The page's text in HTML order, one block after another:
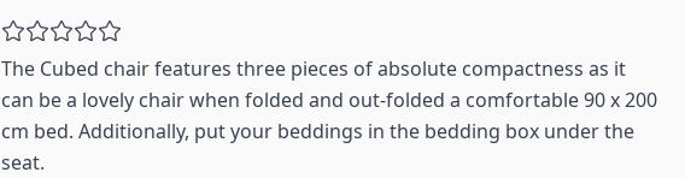
The Cubed chair features three pieces of absolute compactness as it
can be a lovely chair when folded and out-folded a comfortable 90 x 200
cm bed. Additionally, put your beddings in the bedding box under the
seat.